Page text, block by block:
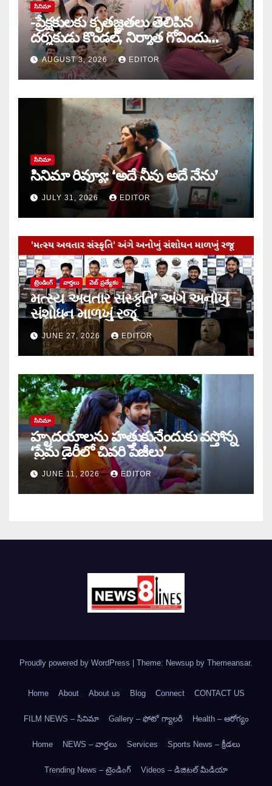
సినిమా
-ప్రేక్షకులకు కృతజ్ఞతలు తెలిపిన
దర్శకుడు కొండల్, నిర్మాత గోవిందు
కాండ్రేగుల
AUGUST 3, 2026 EDITOR
సినిమా
సినిమా రివ్యూ: ‘అదే నీవు అదే నేను’
JULY 31, 2026 EDITOR
ట్రెండింగ్ వార్త‌లు వెబ్ ప్రత్యేకం
મત્સ્ય અવતાર સંસ્કૃતિ’ અંગે અનોખું
સંશોધન માળખું રજૂ
JUNE 27, 2026 EDITOR
సినిమా
హృదయాలను హత్తుకునేందుకు వస్తోన్న
‘ప్రేమ డైరీలో చివరి పేజీలు’
JUNE 11, 2026 EDITOR
Proudly powered by WordPress Theme: Newsup by Themeansar.
Home About About us Blog Connect CONTACT US
FILM NEWS – సినిమా Gallery – ఫోటో గ్యాలరీ Health – ఆరోగ్యం
Home NEWS – వార్త‌లు Services Sports News – క్రీడలు
Trending News – ట్రెండింగ్ Videos – డిజిటల్ మీడియా